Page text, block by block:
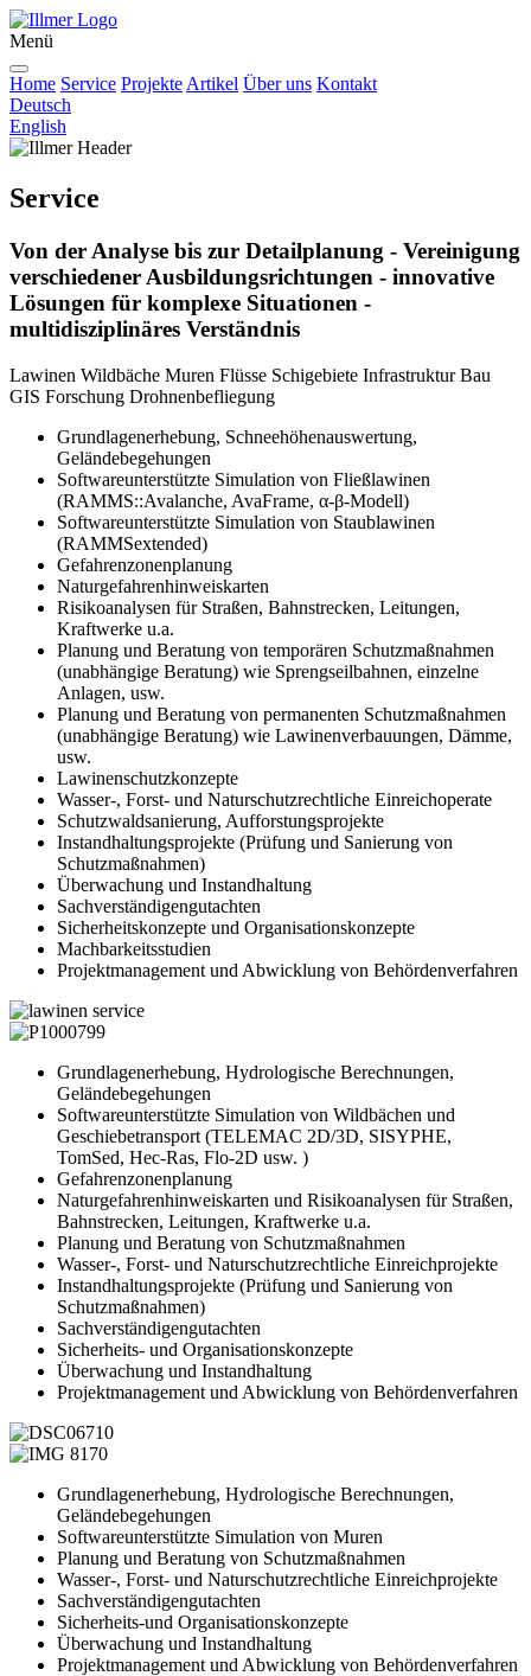
Menü
Home Service Projekte Artikel Über uns Kontakt
Deutsch
English
Service
Von der Analyse bis zur Detailplanung - Vereinigung
verschiedener Ausbildungsrichtungen - innovative
Lösungen für komplexe Situationen -
multidisziplinäres Verständnis
Lawinen Wildbäche Muren Flüsse Schigebiete InfrastrukturBau
GIS Forschung Drohnenbefliegung
Grundlagenerhebung, Schneehöhenauswertung,
Geländebegehungen
Softwareunterstützte Simulation von Fließlawinen
(RAMMS::Avalanche, AvaFrame, α-β-Modell)
Softwareunterstützte Simulation von Staublawinen
(RAMMSextended)
Gefahrenzonenplanung
Naturgefahrenhinweiskarten
Risikoanalysen für Straßen, Bahnstrecken, Leitungen,
Kraftwerke u.a.
Planung und Beratung von temporären Schutzmaßnahmen
(unabhängige Beratung) wie Sprengseilbahnen, einzelne
Anlagen, usw.
Planung und Beratung von permanenten Schutzmaßnahmen
(unabhängige Beratung) wie Lawinenverbauungen, Dämme,
usw.
Lawinenschutzkonzepte
Wasser-, Forst- und Naturschutzrechtliche Einreichoperate
Schutzwaldsanierung, Aufforstungsprojekte
Instandhaltungsprojekte (Prüfung und Sanierung von
Schutzmaßnahmen)
Überwachung und Instandhaltung
Sachverständigengutachten
Sicherheitskonzepte und Organisationskonzepte
Machbarkeitsstudien
Projektmanagement und Abwicklung von Behördenverfahren
Grundlagenerhebung, Hydrologische Berechnungen,
Geländebegehungen
Softwareunterstützte Simulation von Wildbächen und
Geschiebetransport (TELEMAC 2D/3D, SISYPHE,
TomSed, Hec-Ras, Flo-2D usw. )
Gefahrenzonenplanung
Naturgefahrenhinweiskarten und Risikoanalysen für Straßen,
Bahnstrecken, Leitungen, Kraftwerke u.a.
Planung und Beratung von Schutzmaßnahmen
Wasser-, Forst- und Naturschutzrechtliche Einreichprojekte
Instandhaltungsprojekte (Prüfung und Sanierung von
Schutzmaßnahmen)
Sachverständigengutachten
Sicherheits- und Organisationskonzepte
Überwachung und Instandhaltung
Projektmanagement und Abwicklung von Behördenverfahren
Grundlagenerhebung, Hydrologische Berechnungen,
Geländebegehungen
Softwareunterstützte Simulation von Muren
Planung und Beratung von Schutzmaßnahmen
Wasser-, Forst- und Naturschutzrechtliche Einreichprojekte
Sachverständigengutachten
Sicherheits-und Organisationskonzepte
Überwachung und Instandhaltung
Projektmanagement und Abwicklung von Behördenverfahren